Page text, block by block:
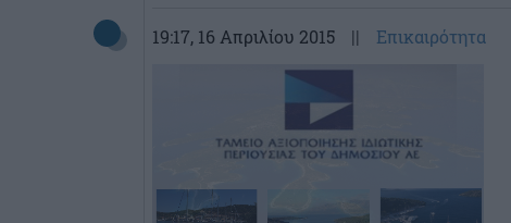
19:17, 16 Απριλίου 2015 || Επικαιρότητα